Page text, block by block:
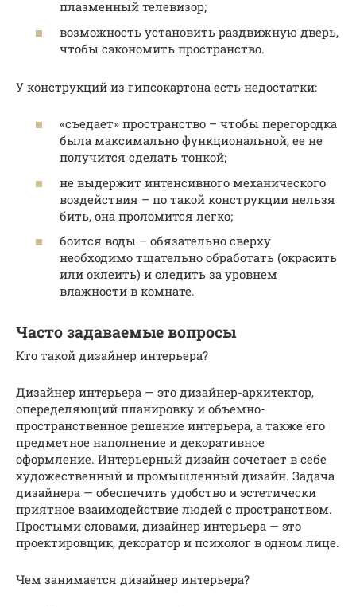
плазменный телевизор;
возможность установить раздвижную дверь,
чтобы сэкономить пространство.
У конструкций из гипсокартона есть недостатки:
«съедает» пространство – чтобы перегородка
была максимально функциональной, ее не
получится сделать тонкой;
не выдержит интенсивного механического
воздействия – по такой конструкции нельзя
бить, она проломится легко;
боится воды – обязательно сверху
необходимо тщательно обработать (окрасить
или оклеить) и следить за уровнем
влажности в комнате.
Часто задаваемые вопросы
Кто такой дизайнер интерьера?
Дизайнер интерьера — это дизайнер-архитектор,
опеределяющий планировку и объемно-
пространственное решение интерьера, а также его
предметное наполнение и декоративное
оформление. Интерьерный дизайн сочетает в себе
художественный и промышленный дизайн. Задача
дизайнера — обеспечить удобство и эстетически
приятное взаимодействие людей с пространством.
Простыми словами, дизайнер интерьера — это
проектировщик, декоратор и психолог в одном лице.
Чем занимается дизайнер интерьера?